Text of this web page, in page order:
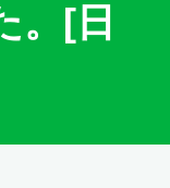
。[日